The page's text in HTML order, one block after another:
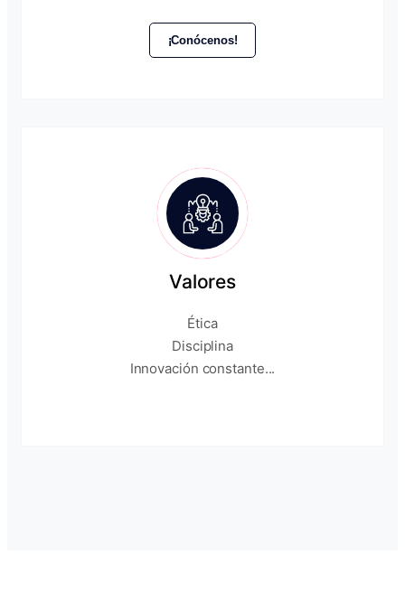
¡Conócenos!
Valores
Ética
Disciplina
Innovación constante...